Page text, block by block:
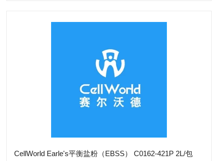
CellWorld Earle's平衡盐粉（EBSS） C0162-421P 2L/包